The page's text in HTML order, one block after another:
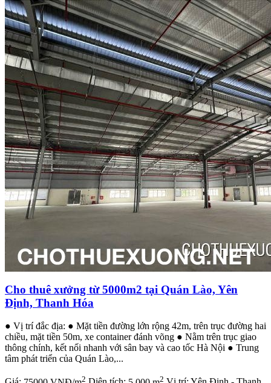
Cho thuê xưởng từ 5000m2 tại Quán Lào, Yên
Định, Thanh Hóa
● Vị trí đắc địa: ● Mặt tiền đường lớn rộng 42m, trên trục đường hai
chiều, mặt tiền 50m, xe container đánh võng ● Nằm trên trục giao
thông chính, kết nối nhanh với sân bay và cao tốc Hà Nội ● Trung
tâm phát triển của Quán Lào,...
2 2